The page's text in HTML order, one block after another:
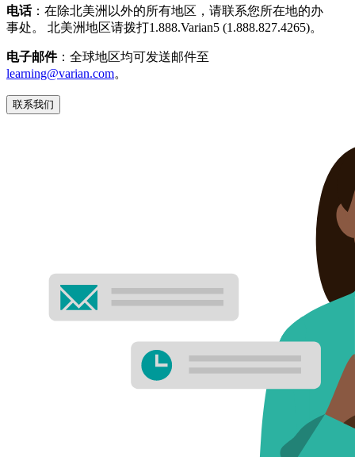
电话：在除北美洲以外的所有地区，请联系您所在地的办
事处。 北美洲地区请拨打1.888.Varian5 (1.888.827.4265)。
电子邮件：全球地区均可发送邮件至
learning@varian.com。
联系我们